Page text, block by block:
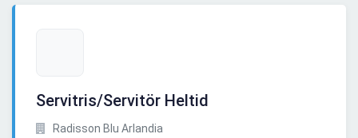
Servitris/Servitör Heltid
Radisson Blu Arlandia